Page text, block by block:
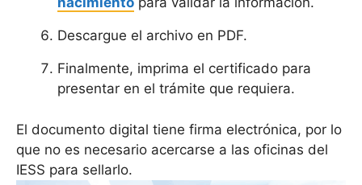
Descargue el archivo en PDF.
Finalmente, imprima el certificado para
presentar en el trámite que requiera.
El documento digital tiene firma electrónica, por lo
que no es necesario acercarse a las oficinas del
IESS para sellarlo.